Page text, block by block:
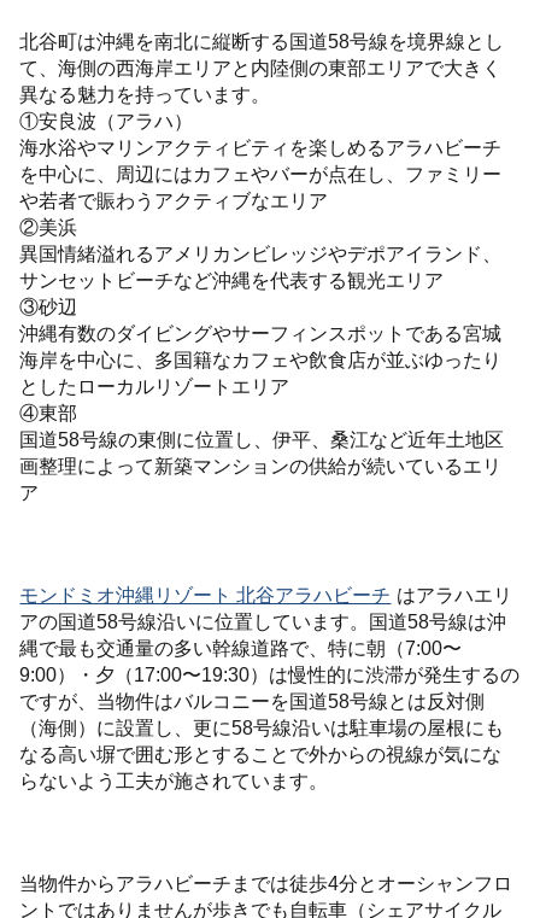
北谷町は沖縄を南北に縦断する国道58号線を境界線とし
て、海側の西海岸エリアと内陸側の東部エリアで大きく
異なる魅力を持っています。
①安良波（アラハ）
海水浴やマリンアクティビティを楽しめるアラハビーチ
を中心に、周辺にはカフェやバーが点在し、ファミリー
や若者で賑わうアクティブなエリア
②美浜
異国情緒溢れるアメリカンビレッジやデポアイランド、
サンセットビーチなど沖縄を代表する観光エリア
③砂辺
沖縄有数のダイビングやサーフィンスポットである宮城
海岸を中心に、多国籍なカフェや飲食店が並ぶゆったり
としたローカルリゾートエリア
④東部
国道58号線の東側に位置し、伊平、桑江など近年土地区
画整理によって新築マンションの供給が続いているエリ
ア
モンドミオ沖縄リゾート 北谷アラハビーチ はアラハエリ
アの国道58号線沿いに位置しています。国道58号線は沖
縄で最も交通量の多い幹線道路で、特に朝（7:00〜
9:00）・夕（17:00〜19:30）は慢性的に渋滞が発生するの
ですが、当物件はバルコニーを国道58号線とは反対側
（海側）に設置し、更に58号線沿いは駐車場の屋根にも
なる高い塀で囲む形とすることで外からの視線が気にな
らないよう工夫が施されています。
当物件からアラハビーチまでは徒歩4分とオーシャンフロ
ントではありませんが歩きでも自転車（シェアサイクル